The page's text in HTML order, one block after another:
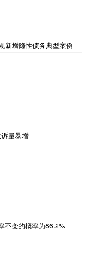
新增隐性债务典型案例
量暴增
不变的概率为86.2%